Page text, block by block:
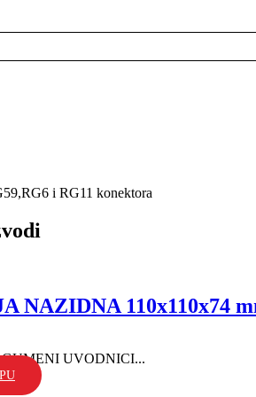
i RG11 konektora
NAZIDNA 110x110x74
GUMENI UVODNICI...